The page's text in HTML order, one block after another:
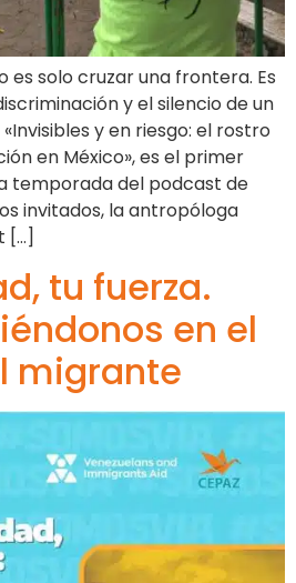
es solo cruzar una frontera. Es
y el silencio de un
y en riesgo: el rostro
en México», es el primer
temporada del podcast de
invitados, la antropóloga
[…]
tu fuerza.
en el
migrante